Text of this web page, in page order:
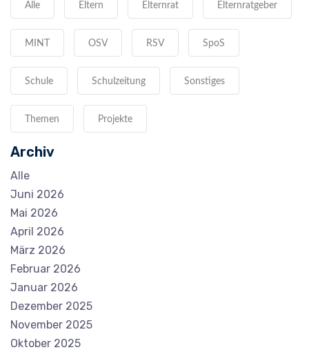
Alle Eltern Elternrat Elternratgeber
MINT OSV RSV SpoS
Schule Schulzeitung Sonstiges
Themen Projekte
Archiv
Alle
Juni 2026
Mai 2026
April 2026
März 2026
Februar 2026
Januar 2026
Dezember 2025
November 2025
Oktober 2025